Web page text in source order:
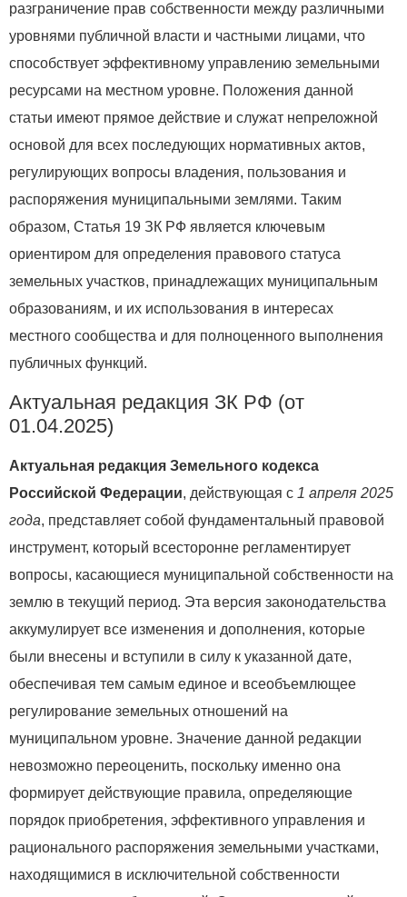
разграничение прав собственности между различными
уровнями публичной власти и частными лицами, что
способствует эффективному управлению земельными
ресурсами на местном уровне. Положения данной
статьи имеют прямое действие и служат непреложной
основой для всех последующих нормативных актов,
регулирующих вопросы владения, пользования и
распоряжения муниципальными землями. Таким
образом, Статья 19 ЗК РФ является ключевым
ориентиром для определения правового статуса
земельных участков, принадлежащих муниципальным
образованиям, и их использования в интересах
местного сообщества и для полноценного выполнения
публичных функций.
Актуальная редакция ЗК РФ (от
01.04.2025)
Актуальная редакция Земельного кодекса
Российской Федерации, действующая с 1 апреля 2025
года, представляет собой фундаментальный правовой
инструмент, который всесторонне регламентирует
вопросы, касающиеся муниципальной собственности на
землю в текущий период. Эта версия законодательства
аккумулирует все изменения и дополнения, которые
были внесены и вступили в силу к указанной дате,
обеспечивая тем самым единое и всеобъемлющее
регулирование земельных отношений на
муниципальном уровне. Значение данной редакции
невозможно переоценить, поскольку именно она
формирует действующие правила, определяющие
порядок приобретения, эффективного управления и
рационального распоряжения земельными участками,
находящимися в исключительной собственности